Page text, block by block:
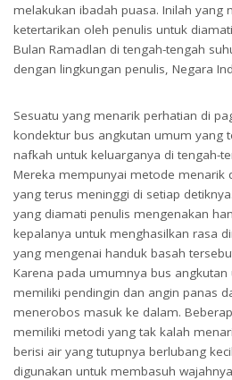
melakukan ibadah puasa. Inilah yang
ketertarikan oleh penulis untuk
Bulan Ramadlan di tengah-tengah
dengan lingkungan penulis, Negara
Sesuatu yang menarik perhatian di
kondektur bus angkutan umum yang
nafkah untuk keluarganya di tengah-
Mereka mempunyai metode menarik
yang terus meninggi di setiap
yang diamati penulis mengenakan
kepalanya untuk menghasilkan rasa
yang mengenai handuk basah
Karena pada umumnya bus
memiliki pendingin dan angin panas
menerobos masuk ke dalam.
memiliki metodi yang tak kalah
berisi air yang tutupnya berlubang
digunakan untuk membasuh